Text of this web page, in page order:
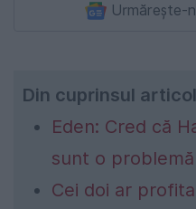
Urmărește-
Din cuprinsul
Eden: Cred că
sunt o
Cei doi ar